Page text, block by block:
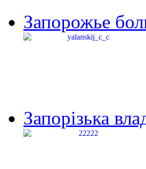
Запорожье
Запорізька